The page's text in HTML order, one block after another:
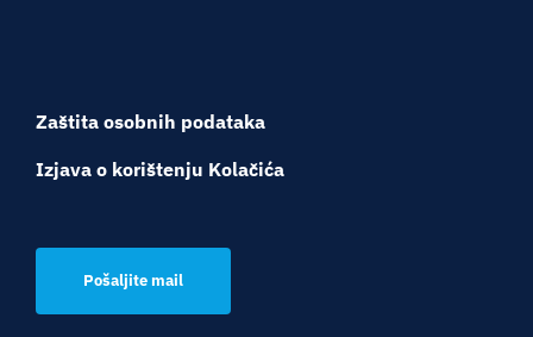
Zaštita osobnih podataka
Izjava o korištenju Kolačića
Pošaljite mail